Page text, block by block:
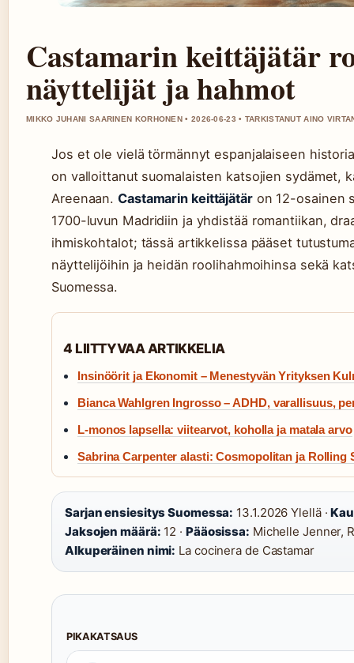
Castamarin keittäjätär
näyttelijät ja hahmot
MIKKO JUHANI SAARINEN KORHONEN • 2026-06-23 • TARKISTANUT AINO
Jos et ole vielä törmännyt espanjalaiseen
on valloittanut suomalaisten katsojien sydämet,
Areenaan.Castamarin keittäjätäron 12-osainen
1700-luvun Madridiin ja yhdistää romantiikan,
ihmiskohtalot; tässä artikkelissa pääset
näyttelijöihin ja heidän roolihahmoihinsa sekä
Suomessa.
4 LIITTYVAA ARTIKKELIA
Insinöörit ja Ekonomit – Menestyvän Yrityksen
Bianca Wahlgren Ingrosso – ADHD, varallisuus,
L-monos lapsella: viitearvot, koholla ja matala arvo
Sabrina Carpenter alasti: Cosmopolitan ja Rolling
Sarjan ensiesitys Suomessa: 13.1.2026 Ylellä ·
Jaksojen määrä: 12 · Pääosissa: Michelle Jenner,
Alkuperäinen nimi: La cocinera de Castamar
PIKAKATSAUS